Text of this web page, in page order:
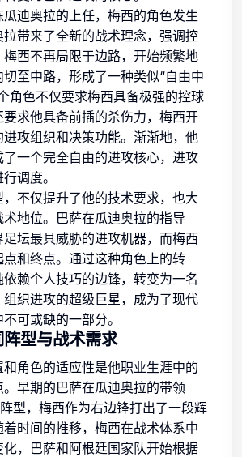
迪奥拉的上任，梅西的角色发生
带来了全新的战术理念，强调控
西不再局限于边路，开始频繁地
至中路，形成了一种类似“自由中
角色不仅要求梅西具备极强的控球
求他具备前插的杀伤力，梅西开
攻组织和决策功能。渐渐地，他
了一个完全自由的进攻核心，进攻
调度。
不仅提升了他的技术要求，也大
地位。巴萨在瓜迪奥拉的指导
坛最具威胁的进攻机器，而梅西
和终点。通过这种角色上的转
赖个人技巧的边锋，转变为一名
织进攻的超级巨星，成为了现代
可或缺的一部分。
型与战术需求
角色的适应性是他职业生涯中的
早期的巴萨在瓜迪奥拉的带领
型，梅西作为右边锋打出了一段辉
时间的推移，梅西在战术体系中
，巴萨和阿根廷国家队开始根据